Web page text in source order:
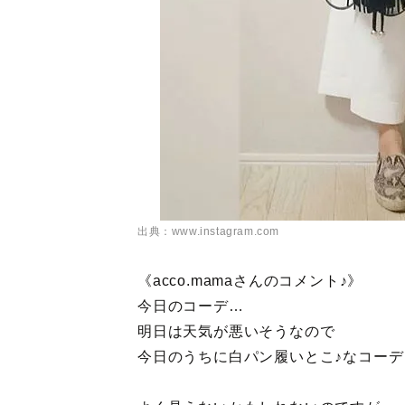
出典：www.instagram.com
《acco.mamaさんのコメント♪》
今日のコーデ…
明日は天気が悪いそうなので
今日のうちに白パン履いとこ♪なコー